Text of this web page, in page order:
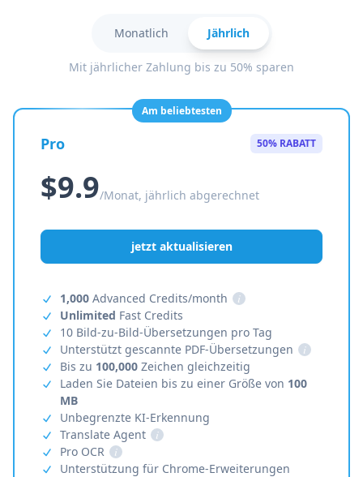
Monatlich Jährlich
Mit jährlicher Zahlung bis zu 50% sparen
Am beliebtesten
Pro 50% RABATT
$9.9/Monat, jährlich abgerechnet
jetzt aktualisieren
1,000 Advanced Credits/month
i
Unlimited Fast Credits
10 Bild-zu-Bild-Übersetzungen pro Tag
Unterstützt gescannte PDF-Übersetzungen
i
Bis zu 100,000 Zeichen gleichzeitig
Laden Sie Dateien bis zu einer Größe von 100
MB
Unbegrenzte KI-Erkennung
Translate Agent
i
Pro OCR
i
Unterstützung für Chrome-Erweiterungen